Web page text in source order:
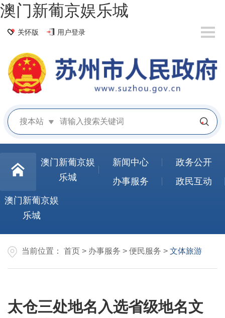
澳门新葡京娱乐城
关怀版 用户登录
搜本站
澳门新葡京娱
乐城
新闻中心
政务公开
办事服务
政民互动
澳门新葡京娱
乐城
当前位置： 首页 > 办事服务 > 便民服务 > 文体旅游
太仓三处地名入选省级地名文